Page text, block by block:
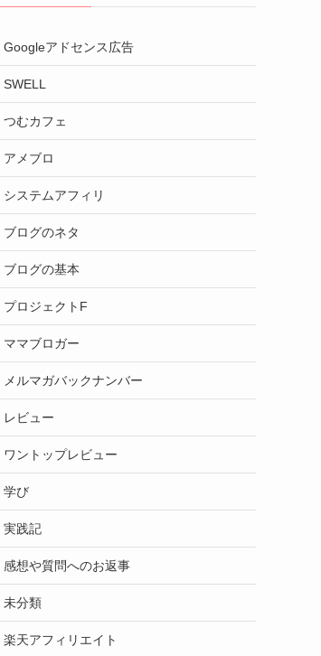
Googleアドセンス広告
SWELL
つむカフェ
アメブロ
システムアフィリ
ブログのネタ
ブログの基本
プロジェクトF
ママブロガー
メルマガバックナンバー
レビュー
ワントップレビュー
学び
実践記
感想や質問へのお返事
未分類
楽天アフィリエイト